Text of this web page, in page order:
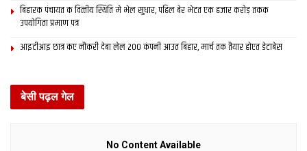
बिहारक पंचायत क वित्‍तीय स्थिति मे भेल सुधार, पहिल बेर भेटत एक हजार करोड़ तकक
उपयोगिता प्रमाण पत्र
आइटीआइ छात्र कए नौकरी देबा लेल 200 कंपनी आउत बिहार, मार्च तक तैयार होएत डेटाबेस
बेसी पढ़ल गेल
No Content Available